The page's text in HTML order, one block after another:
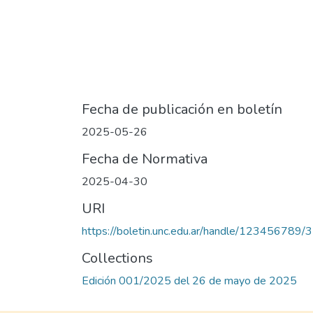
Fecha de publicación en boletín
2025-05-26
Fecha de Normativa
2025-04-30
URI
https://boletin.unc.edu.ar/handle/123456789/
Collections
Edición 001/2025 del 26 de mayo de 2025